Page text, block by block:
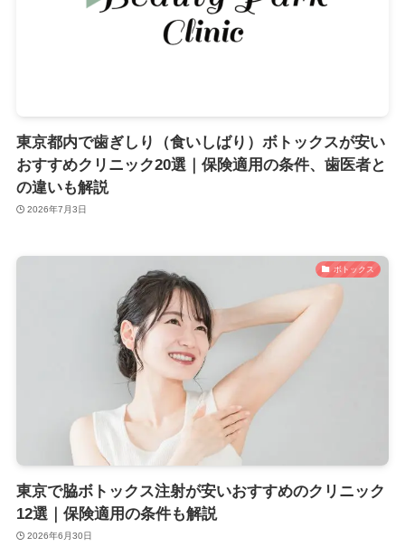
東京都内で歯ぎしり（食いしばり）ボトックスが安い
おすすめクリニック20選｜保険適用の条件、歯医者と
の違いも解説
2026年7月3日
ボトックス
東京で脇ボトックス注射が安いおすすめのクリニック
12選｜保険適用の条件も解説
2026年6月30日